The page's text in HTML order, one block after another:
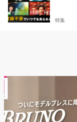
特集